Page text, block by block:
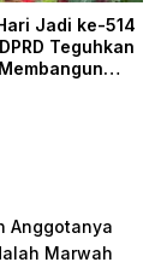
Jadi ke-514
Teguhkan
Anggotanya
Marwah